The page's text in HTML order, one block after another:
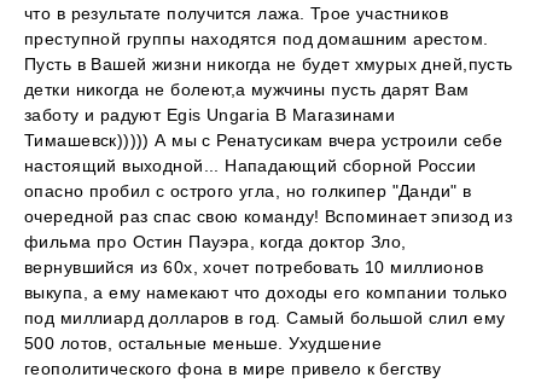
что в результате получится лажа. Трое участников
преступной группы находятся под домашним арестом.
Пусть в Вашей жизни никогда не будет хмурых дней,пусть
детки никогда не болеют,а мужчины пусть дарят Вам
заботу и радуют Egis Ungaria В Магазинами
Тимашевск))))) А мы с Ренатусикам вчера устроили себе
настоящий выходной... Нападающий сборной России
опасно пробил с острого угла, но голкипер "Данди" в
очередной раз спас свою команду! Вспоминает эпизод из
фильма про Остин Пауэра, когда доктор Зло,
вернувшийся из 60х, хочет потребовать 10 миллионов
выкупа, а ему намекают что доходы его компании только
под миллиард долларов в год. Самый большой слил ему
500 лотов, остальные меньше. Ухудшение
геополитического фона в мире привело к бегству